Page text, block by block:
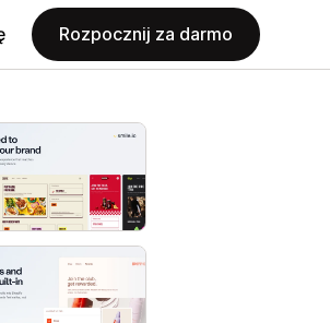
Rozpocznij za darmo